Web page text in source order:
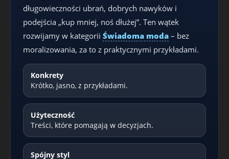
długowieczności ubrań, dobrych nawyków i
podejścia „kup mniej, noś dłużej”. Ten wątek
rozwijamy w kategorii Świadoma moda – bez
moralizowania, za to z praktycznymi przykładami.
Konkrety
Krótko, jasno, z przykładami.
Użyteczność
Treści, które pomagają w decyzjach.
Spójny styl